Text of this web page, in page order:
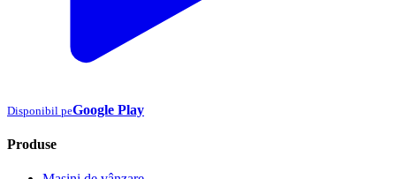
Disponibil peGoogle Play
Produse